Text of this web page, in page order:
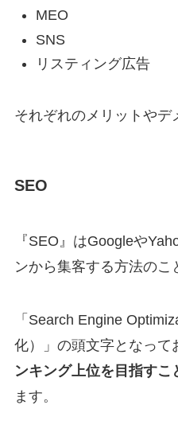
MEO
SNS
リスティング広告
それぞれのメリットやデ
SEO
『SEO』はGoogleや
ンから集客する方法のこ
「Search Engine
化）」の頭文字となって
ンキング上位を目指すこ
ます。